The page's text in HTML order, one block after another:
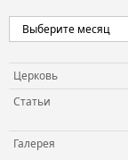
Церковь
Статьи
Галерея